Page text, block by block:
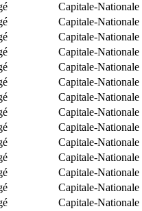
Capitale-Nationale
Capitale-Nationale
Capitale-Nationale
Capitale-Nationale
Capitale-Nationale
Capitale-Nationale
Capitale-Nationale
Capitale-Nationale
Capitale-Nationale
Capitale-Nationale
Capitale-Nationale
Capitale-Nationale
Capitale-Nationale
Capitale-Nationale